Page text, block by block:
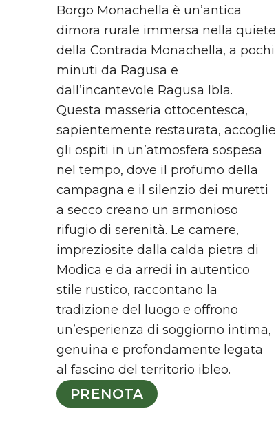
Borgo Monachella è un’antica
dimora rurale immersa nella quiete
della Contrada Monachella, a pochi
minuti da Ragusa e
dall’incantevole Ragusa Ibla.
Questa masseria ottocentesca,
sapientemente restaurata, accoglie
gli ospiti in un’atmosfera sospesa
nel tempo, dove il profumo della
campagna e il silenzio dei muretti
a secco creano un armonioso
rifugio di serenità. Le camere,
impreziosite dalla calda pietra di
Modica e da arredi in autentico
stile rustico, raccontano la
tradizione del luogo e offrono
un’esperienza di soggiorno intima,
genuina e profondamente legata
al fascino del territorio ibleo.
PRENOTA